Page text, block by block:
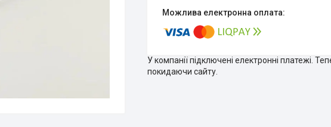
У компанії підключені електронні платежі.
покидаючи сайту.